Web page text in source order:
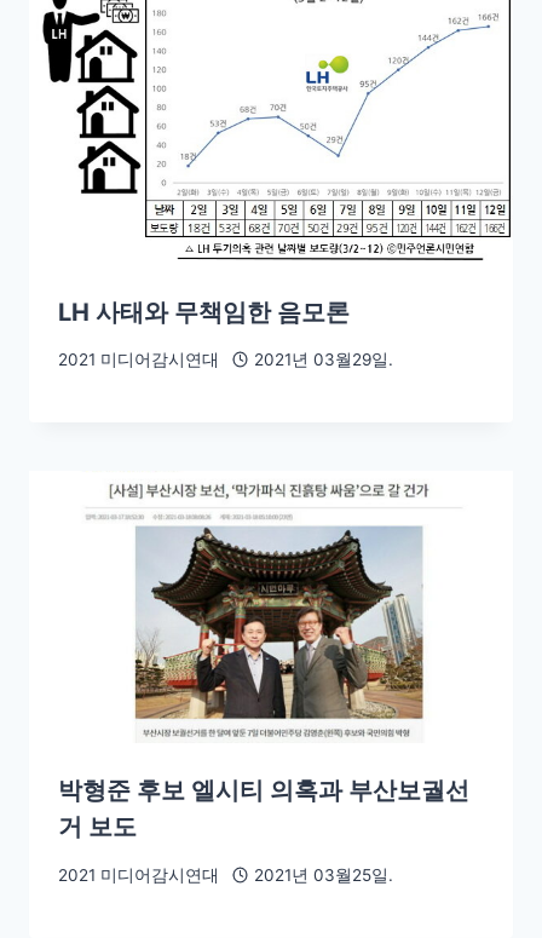
LH 사태와 무책임한 음모론
2021 미디어감시연대 2021년 03월29일.
박형준 후보 엘시티 의혹과 부산보궐선
거 보도
2021 미디어감시연대 2021년 03월25일.